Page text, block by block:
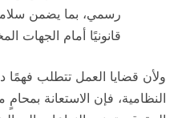
رسمي، بما يضمن
قانونيًا أمام الجهات
ولأن قضايا العمل تتطلب فهمًا
النظامية، فإن الاستعانة